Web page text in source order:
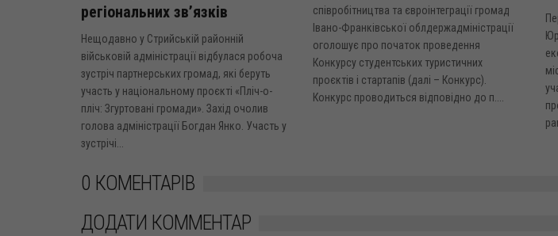
регіональних зв’язків
Нещодавно у Стрийській районній
військовій адміністрації відбулася робоча
зустріч партнерських громад, які беруть
участь у національному проєкті «Пліч-о-
пліч: Згуртовані громади». Захід очолив
голова адміністрації Богдан Янко. Участь у
зустрічі...
співробітництва та євроінтеграції громад
Івано-Франківської облдержадміністрації
оголошує про початок проведення
Конкурсу студентських туристичних
проєктів і стартапів (далі – Конкурс).
Конкурс проводиться відповідно до п....
0 КОМЕНТАРІВ
ДОДАТИ КОММЕНТАР